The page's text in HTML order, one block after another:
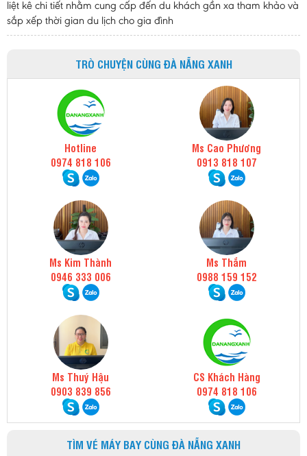
liệt kê chi tiết nhằm cung cấp đến du khách gần xa tham khảo và
sắp xếp thời gian du lịch cho gia đình
TRÒ CHUYỆN CÙNG ĐÀ NẴNG XANH
Hotline
0974 818 106
Ms Cao Phương
0913 818 107
Ms Kim Thành
0946 333 006
Ms Thắm
0988 159 152
Ms Thuý Hậu
0903 839 856
CS Khách Hàng
0974 818 106
TÌM VÉ MÁY BAY CÙNG ĐÀ NẴNG XANH